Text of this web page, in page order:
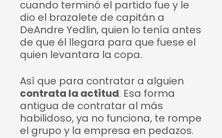
cuando terminó el partido fue y le
dio el brazalete de capitán a
DeAndre Yedlin, quien lo tenía antes
de que él llegara para que fuese el
quien levantara la copa.
Así que para contratar a alguien
contrata la actitud. Esa forma
antigua de contratar al más
habilidoso, ya no funciona, te rompe
el grupo y la empresa en pedazos.